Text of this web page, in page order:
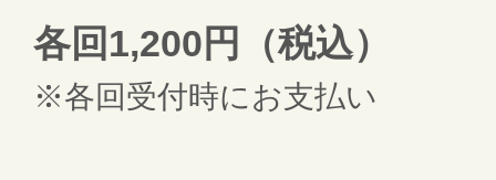
各回1,200円（税込）
※各回受付時にお支払い